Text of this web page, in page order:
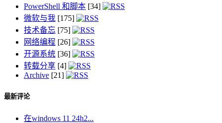
PowerShell 和脚本 [34]
微软与我 [175]
技术备忘 [75]
网络编程 [26]
开源系统 [36]
转载分享 [4]
Archive [21]
最新评论
在windows 11 24h2...